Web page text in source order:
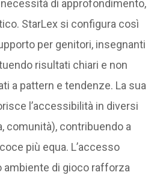
di approfondimento,
StarLex si configura così
per genitori, insegnanti
risultati chiari e non
a pattern e tendenze. La sua
l’accessibilità in diversi
comunità), contribuendo a
più equa. L’accesso
ambiente di gioco rafforza